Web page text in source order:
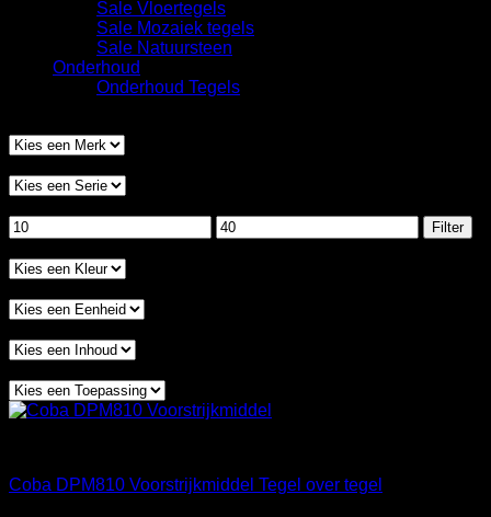
Sale Vloertegels
Sale Mozaiek tegels
Sale Natuursteen
Onderhoud
Onderhoud Tegels
Min.
prijs
Max.
prijs
Filter
Coba DPM810 Voorstrijkmiddel Tegel over tegel